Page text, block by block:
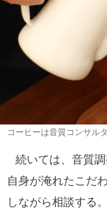
コーヒーは音質コンサル
続いては、音質
自身が淹れたこだ
しながら相談する